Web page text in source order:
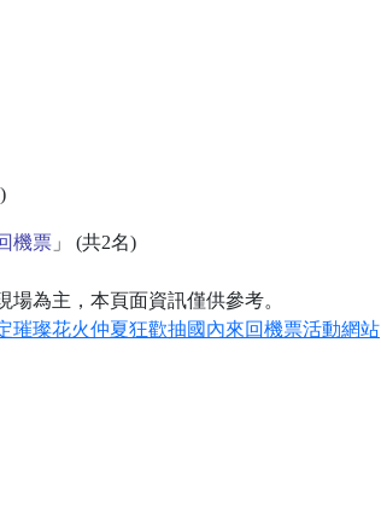
機票」 (共2名)
為主，本頁面資訊僅供參考。
璀璨花火仲夏狂歡抽國內來回機票活動網站